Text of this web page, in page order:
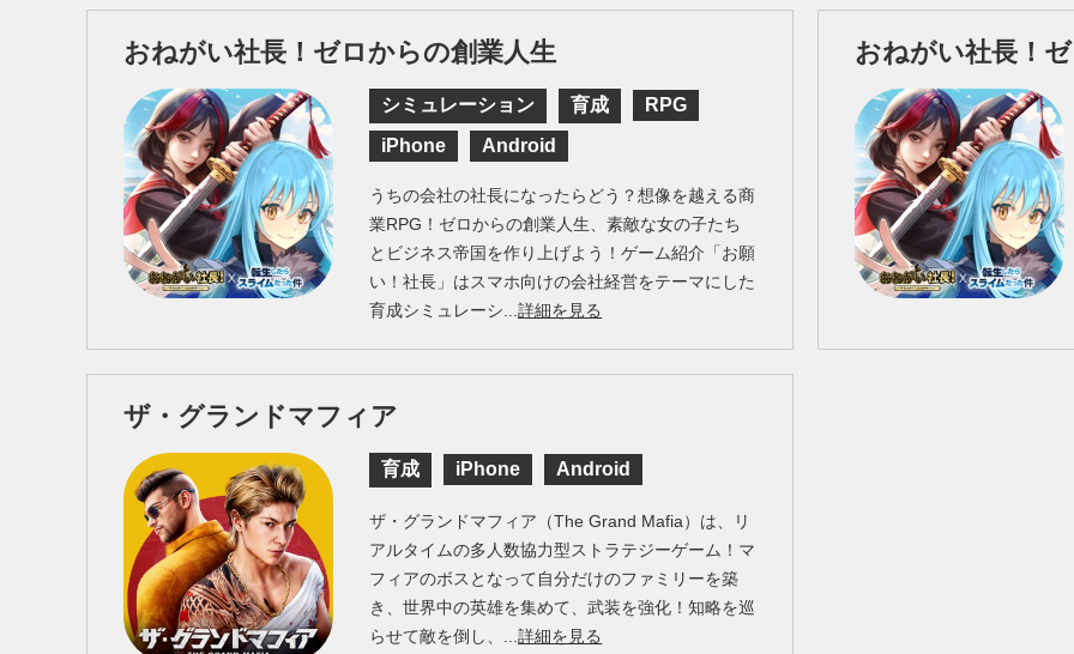
おねがい社長！ゼロからの創業人生
シミュレーション 育成
RPG
iPhone
Android
うちの会社の社長になったらどう？想像を越える商
業RPG！ゼロからの創業人生、素敵な女の子たち
とビジネス帝国を作り上げよう！ゲーム紹介「お願
い！社長」はスマホ向けの会社経営をテーマにした
育成シミュレーシ...詳細を見る
おねがい社長！
ザ・グランドマフィア
育成 iPhone Android
ザ・グランドマフィア（The Grand Mafia）は、リ
アルタイムの多人数協力型ストラテジーゲーム！マ
フィアのボスとなって自分だけのファミリーを築
き、世界中の英雄を集めて、武装を強化！知略を巡
らせて敵を倒し、...詳細を見る